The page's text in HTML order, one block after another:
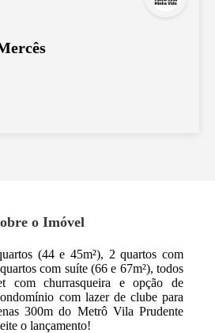
o Imóvel
(44 e 45m²), 2 quartos com
com suíte (66 e 67m²), todos
com churrasqueira e opção de
com lazer de clube para
300m do Metrô Vila Prudente
o lançamento!